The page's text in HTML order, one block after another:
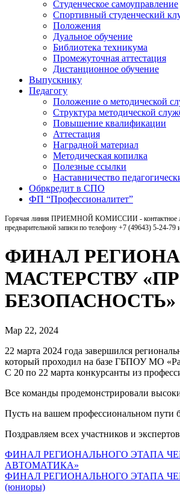
Студенческое самоуправление
Спортивный студенческий
Положения
Дуальное обучение
Библиотека техникума
Промежуточная аттестация
Дистанционное обучение
Выпускнику
Педагогу
Положение о методической
Структура методической
Повышение квалификации
Аттестация
Наградной материал
Методическая копилка
Полезные ссылки
Наставничество
Обркредит в СПО
ФП “Профессионалитет”
Горячая линия ПРИЕМНОЙ КОМИССИИ - контактное
предварительной записи по телефону +7 (49643) 5-24-
ФИНАЛ
МАСТЕРСТВУ
БЕЗОПАСНОСТЬ»
Мар 22, 2024
22 марта 2024 года завершился
который проходил на базе ГБПОУ МО
С 20 по 22 марта конкурсанты из
Все команды продемонстрировали
Пусть на вашем профессиональном пути
Поздравляем всех участников и
Навигация
по
записям
ФИНАЛ РЕГИОНАЛЬНОГО ЭТАПА
АВТОМАТИКА»
ФИНАЛ РЕГИОНАЛЬНОГО ЭТАПА
(юниоры)